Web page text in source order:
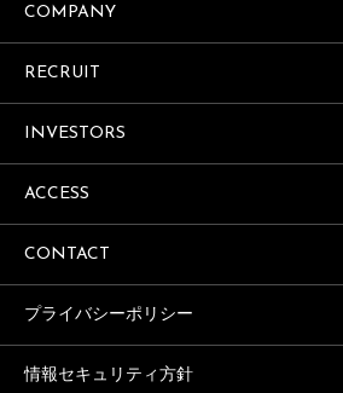
COMPANY
RECRUIT
INVESTORS
ACCESS
CONTACT
プライバシーポリシー
情報セキュリティ方針